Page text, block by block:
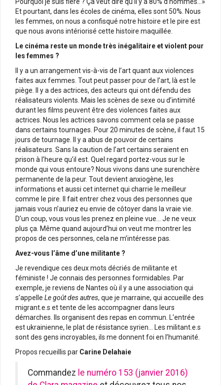
Et pourtant, dans les écoles de cinéma, elles sont 50%. Nous
les femmes, on nous a confisqué notre histoire et le pire est
que nous avons intériorisé cette histoire maquillée.
Le cinéma reste un monde très inégalitaire et violent pour
les femmes ?
Il y a un arrangement vis-à-vis de l’art quant aux violences
faites aux femmes. Tout peut passer pour de l’art, là est le
piège. Il y a des actrices, des acteurs qui ont défendu des
réalisateurs violents. Mais les scènes de sexe ou d’intimité
durant les films peuvent être des violences faites aux
actrices. Nous les actrices savons comment cela se passe
dans certains tournages. Pour 20 minutes de scène, il faut 15
jours de tournage. Il y a abus de pouvoir de certains
réalisateurs. Sans la caution de l’art certains seraient en
prison à l’heure qu’il est. Quel regard portez-vous sur le
monde qui vous entoure? Nous vivons dans une surenchère
permanente de la peur. Tout devient anxiogène, les
informations et aussi cet internet qui charrie le meilleur
comme le pire. Il fait entrer chez vous des personnes que
jamais vous n’auriez eu envie de côtoyer dans la vraie vie.
D’un coup, vous vous les prenez en pleine vue… Je ne veux
plus ça. Même quand aujourd’hui on veut me montrer les
propos de ces personnes, cela ne m’intéresse pas.
Avez-vous l’âme d’une militante ?
Je revendique ces deux mots décriés de militante et
féministe ! Je connais des personnes formidables. Par
exemple, je reviens de Nantes où il y a une association qui
s’appelle Le goût des autres, que je marraine, qui accueille des
migrant.e.s et tente de les accompagner dans leurs
démarches. Ils organisent des repas en commun. L’entrée
est ukrainienne, le plat de résistance syrien… Les militant.e.s
sont des gens incroyables, ils me donnent foi en l’humanité.
Propos recueillis par Carine Delahaie
Commandez le numéro 153 (janvier 2016)